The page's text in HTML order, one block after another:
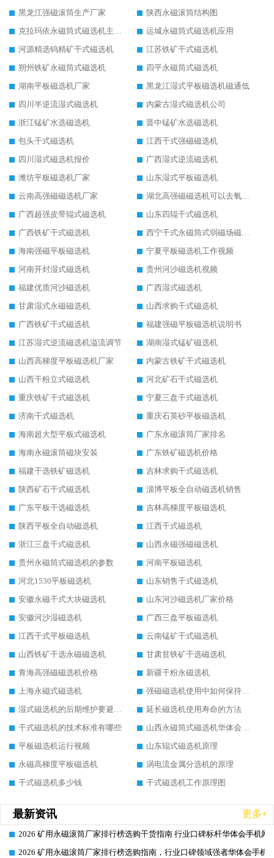
黑龙江强磁滚筒生产厂家
陕西永磁滚筒结构图
克拉玛依永磁筒式磁选机主要技术参数
运城永磁筒式磁选机应用
河源精选钨精矿干式磁选机
江苏铁矿干式磁选机
朔州铁矿永磁筒式磁选机
四平永磁筒式磁选机
湖南平板磁选机厂家
黑龙江湿式平板磁选机磁通低
四川半逆流湿式磁选机
内蒙古湿式磁选机公司
浙江锰矿水选磁选机
晋中锰矿水选磁选机
包头干式磁选机
江西干式强磁磁选机
四川湿式磁选机报价
广西湿式逆流磁选机
潍坊平板磁选机厂家
山东湿式平板磁选机
云南高强磁磁选机厂家
湖北高强磁磁选机可以去氧化铝
广西超强皮带辊式磁选机
山东四辊干式磁选机
广西铁矿干式磁选机
西宁干式永磁筒式弱磁场磁选机结构图
海南强磁平板磁选机
宁夏平板磁选机工作视频
河南开封湿式磁选机
贵州河沙磁选机视频
福建优质河沙磁选机
广西湿式磁选机
甘肃湿式永磁磁选机
山西求购干式磁选机
广西铁矿干式磁选机
福建强磁平板磁选机说明书
江苏湿式逆流磁选机溢流调节
湖南湿式锰矿磁选机
山西高梯度平板磁选机厂家
内蒙古铁矿干式磁选机
山西干粉立式磁选机
河北矿石干式磁选机
重庆铁矿干式磁选机
宁夏三盘干式磁选机
济南干式磁选机
重庆石英砂平板磁选机
海南超大型平板式磁选机
广东永磁滚筒厂家排名
海南永磁滚筒磁块安装
广东铁矿磁选机价格
福建干选铁矿磁选机
吉林求购干式磁选机
陕西矿石干式磁选机
淄博平板全自动磁选机销售
广东平板干选磁选机
吉林高梯度平板磁选机
陕西平板全自动磁选机
江西干式磁选机
浙江三盘干式磁选机
山西永磁强磁磁选机
贵州永磁筒式磁选机的参数
河南平板磁选机
河北1530平板磁选机
山东销售干式磁选机
安徽永磁干式大块磁选机
山东河沙磁选机厂家价格
安徽河沙湿磁选机
广西三盘平板磁选机
江西干式平板磁选机
云南锰矿干式磁选机
山西铁矿干选永磁磁选机
甘肃贫铁矿干选磁选机
青海高强磁磁选机价格
新疆干粉永磁选机
上海永磁式磁选机
强磁磁选机使用中如何保持其顺畅运行
湿式磁选机的后期维护要避开哪些坑
延长磁选机使用寿命的方法
干式磁选机的技术标准有哪些
山西永磁筒式磁选机华体会手机网页版-华体会(中国)
平板磁选机运行视频
山东辊式磁选机原理
永磁高梯度平板磁选机
涡电流金属分选机的原理
干式磁选机多少钱
干式磁选机工作原理图
最新资讯 更多+
2026-06-26
2026 矿用永磁滚筒厂家排行榜选购干货指南 行业口碑标杆华体会手机网
2026-06-26
2026 矿用永磁滚筒厂家排行榜选购指南，行业口碑领域强者华体会手机